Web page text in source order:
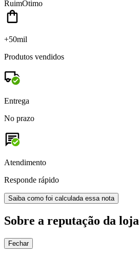
RuimÓtimo
+50mil
Produtos vendidos
Entrega
No prazo
Atendimento
Responde rápido
Saiba como foi calculada essa nota
Sobre a reputação da loja
Fechar